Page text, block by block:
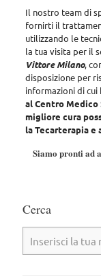
Il nostro team di
fornirti il
utilizzando le
la tua visita per il
Vittore Milano,
disposizione per
informazioni di cui
al Centro Medico
migliore cura
la Tecarterapia
Siamo pronti ad
Cerca